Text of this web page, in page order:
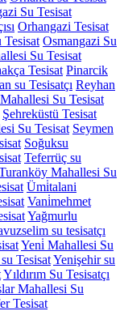
Su Tesisat
Orhangazi Tesisat
Tesisat Osmangazi Su
Su Tesisat
Tesisat Pinarcik
su Tesisatçı Reyhan
Su Tesisat
Şehreküstü Tesisat
Su Tesisat Seymen
Soğuksu
Teferrüç su
Mahallesi Su
Ümi̇talani
Vani̇mehmet
Yağmurlu
su tesisatçı
Yeni̇ Mahallesi Su
TesisatYenişehir su
Yıldırım Su Tesisatçı
Mahallesi Su
Tesisat